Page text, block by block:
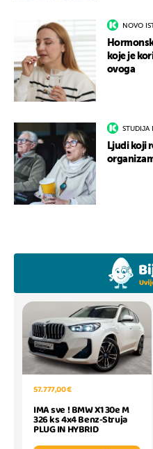
NOVO
koje je
ovoga
STUDIJA
Ljudi koji
57.777,00 €
IMA sve ! BMW X1 30e M
326 ks 4x4 Benz-Struja
PLUG IN HYBRID